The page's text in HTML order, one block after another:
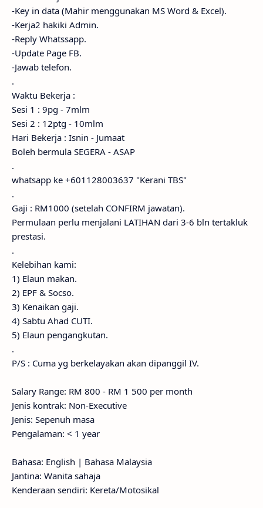
-Key in data (Mahir menggunakan MS Word & Excel).
-Kerja2 hakiki Admin.
-Reply Whatssapp.
-Update Page FB.
-Jawab telefon.
.
Waktu Bekerja :
Sesi 1 : 9pg - 7mlm
Sesi 2 : 12ptg - 10mlm
Hari Bekerja : Isnin - Jumaat
Boleh bermula SEGERA - ASAP
.
whatsapp ke +601128003637 "Kerani TBS"
.
Gaji : RM1000 (setelah CONFIRM jawatan).
Permulaan perlu menjalani LATIHAN dari 3-6 bln tertakluk
prestasi.
.
Kelebihan kami:
1) Elaun makan.
2) EPF & Socso.
3) Kenaikan gaji.
4) Sabtu Ahad CUTI.
5) Elaun pengangkutan.
.
P/S : Cuma yg berkelayakan akan dipanggil IV.
Salary Range: RM 800 - RM 1 500 per month
Jenis kontrak: Non-Executive
Jenis: Sepenuh masa
Pengalaman: < 1 year
Bahasa: English | Bahasa Malaysia
Jantina: Wanita sahaja
Kenderaan sendiri: Kereta/Motosikal